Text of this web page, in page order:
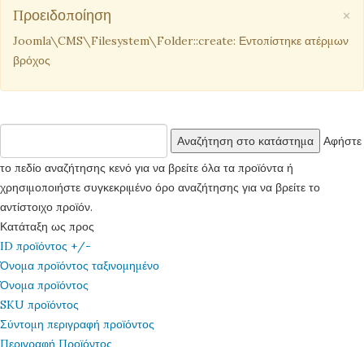
×
Προειδοποίηση
Joomla\CMS\Filesystem\Folder::create: Εντοπίστηκε ατέρμων
βρόχος
Αφήστε
το πεδίο αναζήτησης κενό για να βρείτε όλα τα προϊόντα ή
χρησιμοποιήστε συγκεκριμένο όρο αναζήτησης για να βρείτε το
αντίστοιχο προϊόν.
Κατάταξη ως προς
ID προϊόντος +/-
Όνομα προϊόντος ταξινομημένο
Όνομα προϊόντος
SKU προϊόντος
Σύντομη περιγραφή προϊόντος
Περιγραφή Προϊόντος